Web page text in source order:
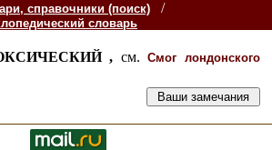
справочники (поиск) /
словарь
, см.Смог лондонского